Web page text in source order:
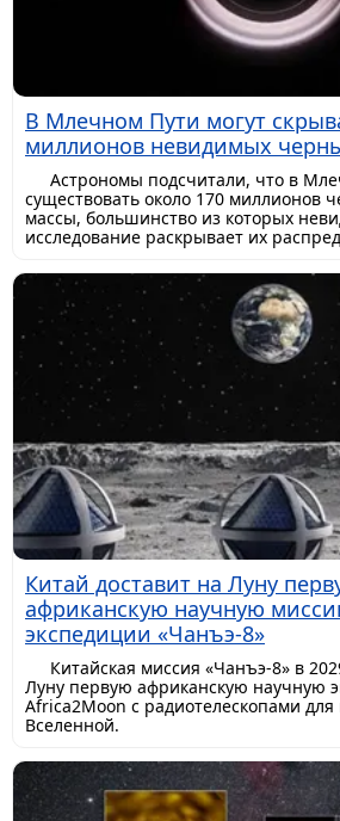
В Млечном Пути могут
миллионов невидимых
Астрономы подсчитали, что в
существовать около 170 миллионов
массы, большинство из которых
исследование раскрывает их
Китай доставит на Луну
африканскую научную
экспедиции «Чанъэ-8»
Китайская миссия «Чанъэ-8» в
Луну первую африканскую научную
Africa2Moon с радиотелескопами
Вселенной.